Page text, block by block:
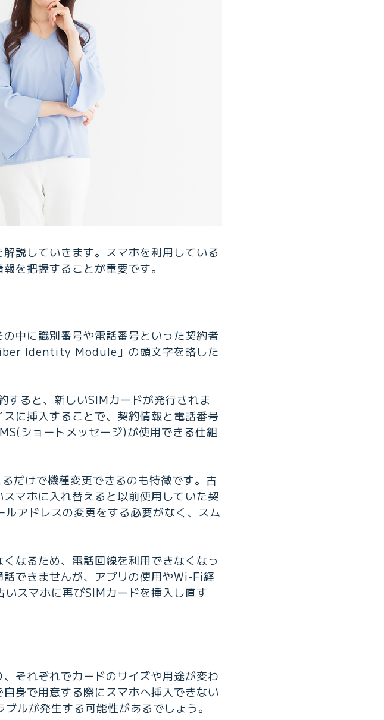
説していきます。スマホを利用している
を把握することが重要です。
中に識別番号や電話番号といった契約者
Identity Module」の頭文字を略した
すると、新しいSIMカードが発行されま
に挿入することで、契約情報と電話番号
ショートメッセージ)が使用できる仕組
だけで機種変更できるのも特徴です。古
マホに入れ替えると以前使用していた契
アドレスの変更をする必要がなく、スム
なるため、電話回線を利用できなくなっ
できませんが、アプリの使用やWi-Fi経
スマホに再びSIMカードを挿入し直す
それぞれでカードのサイズや用途が変わ
身で用意する際にスマホへ挿入できない
ルが発生する可能性があるでしょう。